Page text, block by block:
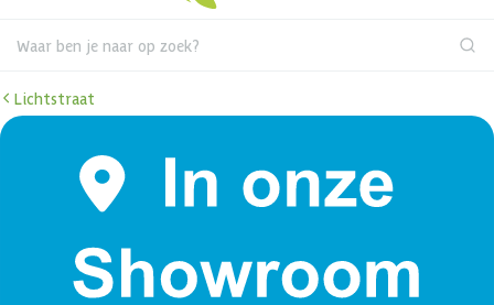
Waar ben je naar op zoek?
Lichtstraat